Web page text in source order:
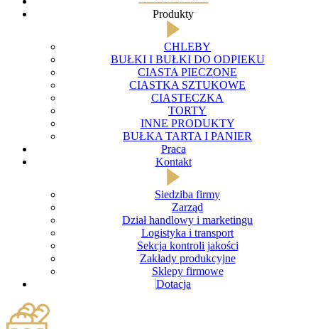
Produkty
CHLEBY
BUŁKI I BUŁKI DO ODPIEKU
CIASTA PIECZONE
CIASTKA SZTUKOWE
CIASTECZKA
TORTY
INNE PRODUKTY
BUŁKA TARTA I PANIER
Praca
Kontakt
Siedziba firmy
Zarząd
Dział handlowy i marketingu
Logistyka i transport
Sekcja kontroli jakości
Zakłady produkcyjne
Sklepy firmowe
Dotacja